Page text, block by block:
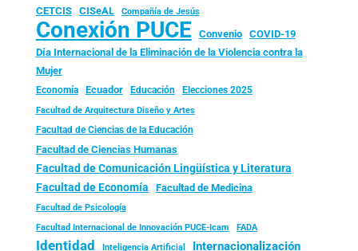
CETCIS CISeAL Compañía de Jesús
Conexión PUCE Convenio
COVID-19
Día Internacional de la Eliminación de la Violencia contra la
Mujer
Economía Ecuador Educación Elecciones 2025
Facultad de Arquitectura Diseño y Artes
Facultad de Ciencias de la Educación
Facultad de Ciencias Humanas
Facultad de Comunicación Lingüística y Literatura
Facultad de Economía Facultad de Medicina
Facultad de Psicología
Facultad Internacional de Innovación PUCE-Icam FADA
Identidad Inteligencia Artificial Internacionalización